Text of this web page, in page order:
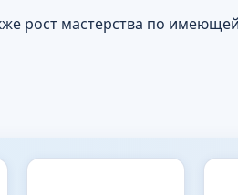
рост мастерства по